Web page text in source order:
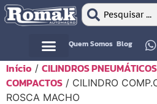
Quem Somos Blog
Início / CILINDROS PNEUMÁTICOS
COMPACTOS / CILINDRO
ROSCA MACHO